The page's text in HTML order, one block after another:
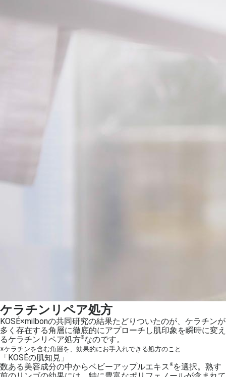
ケラチンリペア処方
KOSÉ×milbonの共同研究の結果たどりついたのが、ケラチンが
多く存在する角層に徹底的にアプローチし肌印象を瞬時に変え
るケラチンリペア処方※なのです。
※ケラチンを含む角層を、効果的にお手入れできる処方のこと
「KOSÉの肌知見」
数ある美容成分の中からベビーアップルエキス※を選択。熟す